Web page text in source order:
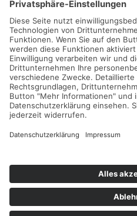
AGM Aqua GmbH & Co. KG
Cloppenburger Straße 14
49456 Bakum
Mobil +49 174 - 27 10 158
kontakt@agm-aqua.de